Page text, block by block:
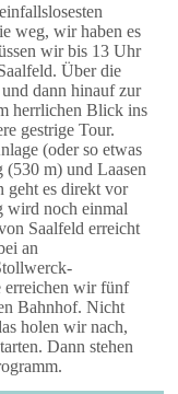
weg, wir haben es
wir bis 13 Uhr
Über die
dann hinauf zur
herrlichen Blick ins
gestrige Tour.
(oder so etwas
(530 m) und Laasen
geht es direkt vor
wird noch einmal
Saalfeld erreicht
an
erreichen wir fünf
Bahnhof. Nicht
holen wir nach,
Dann stehen